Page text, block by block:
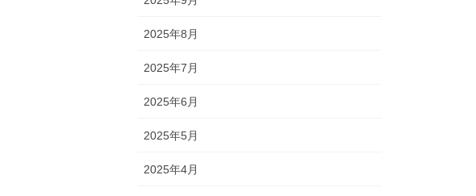
2025年8月
2025年7月
2025年6月
2025年5月
2025年4月